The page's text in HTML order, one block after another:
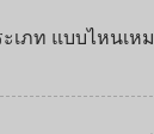
ะเภท แบบไหนเ